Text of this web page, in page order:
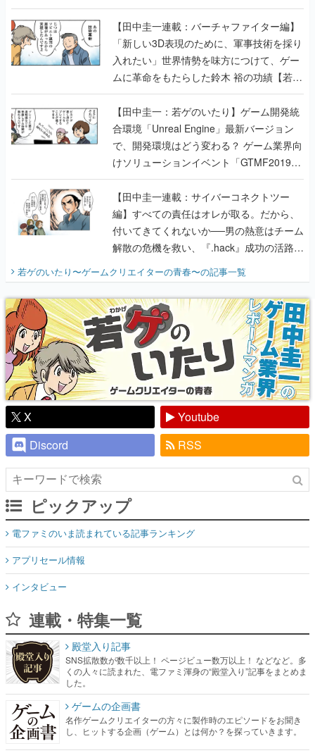
【若ゲのいたり最終回】
【田中圭一連載：バーチャファイター編】
「新しい3D表現のために、軍事技術を採り
入れたい」世界情勢を味方につけて、ゲー
ムに革命をもたらした鈴木 裕の功績【若ゲ
のいたり】
【田中圭一：若ゲのいたり】ゲーム開発統
合環境「Unreal Engine」最新バージョン
で、開発環境はどう変わる？ ゲーム業界向
けソリューションイベント「GTMF2019」
に行って、より理解を深めよう【PR】
【田中圭一連載：サイバーコネクトツー
編】すべての責任はオレが取る。だから、
付いてきてくれないか──男の熱意はチーム
解散の危機を救い、『.hack』成功の活路を
『少年ジャンプ』色だった【若ゲのいた
り】
若ゲのいたり〜ゲームクリエイターの青春〜の記事一覧
X
Youtube
Discord
RSS
ピックアップ
電ファミのいま読まれている記事ランキング
アプリセール情報
インタビュー
連載・特集一覧
殿堂入り記事
SNS拡散数が数千以上！ ページビュー数万以上！ などなど。多
くの人々に読まれた、電ファミ渾身の“殿堂入り”記事をまとめま
した。
ゲームの企画書
名作ゲームクリエイターの方々に製作時のエピソードをお聞き
し、ヒットする企画（ゲーム）とは何か？を探っていきます。